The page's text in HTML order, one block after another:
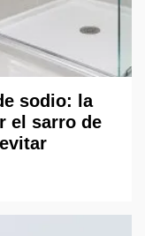
sodio: la
el sarro de